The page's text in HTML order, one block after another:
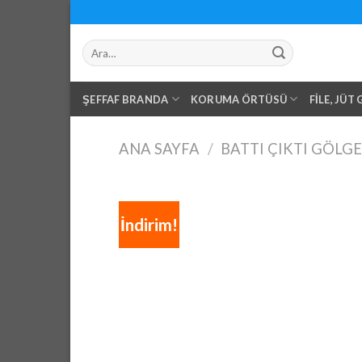
to
content
Ara:
ŞEFFAF BRANDA KORUMA ÖRTÜSÜ FILE, JÜT
ANA SAYFA / BATTI ÇIKTI
İndirim!